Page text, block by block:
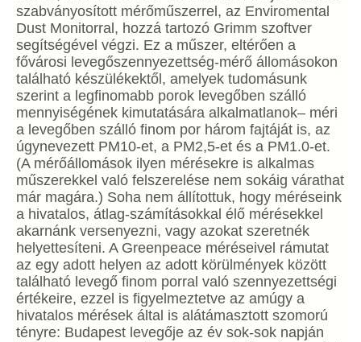
szabványosított mérőműszerrel, az Enviromental
Dust Monitorral, hozzá tartozó Grimm szoftver
segítségével végzi. Ez a műszer, eltérően a
fővárosi levegőszennyezettség-mérő állomásokon
található készülékektől, amelyek tudomásunk
szerint a legfinomabb porok levegőben szálló
mennyiségének kimutatására alkalmatlanok– méri
a levegőben szálló finom por három fajtáját is, az
úgynevezett PM10-et, a PM2,5-et és a PM1.0-et.
(A mérőállomások ilyen mérésekre is alkalmas
műszerekkel való felszerelése nem sokáig várathat
már magára.) Soha nem állítottuk, hogy méréseink
a hivatalos, átlag-számításokkal élő mérésekkel
akarnánk versenyezni, vagy azokat szeretnék
helyettesíteni. A Greenpeace méréseivel rámutat
az egy adott helyen az adott körülmények között
található levegő finom porral való szennyezettségi
értékeire, ezzel is figyelmeztetve az amúgy a
hivatalos mérések által is alátámasztott szomorú
tényre: Budapest levegője az év sok-sok napján